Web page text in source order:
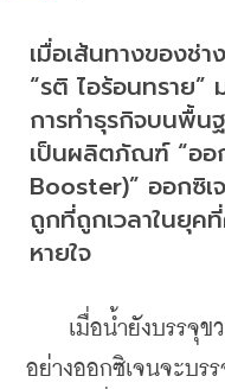
เมื่อเส้นทางของช่
“รติ ไอร้อนทราย”
การทำธุรกิจบนพื้น
เป็นผลิตภัณฑ์ “ออ
Booster)” ออกซิเ
ถูกที่ถูกเวลาในยุค
หายใจ
เมื่อน้ำยังบรรจุขว
อย่างออกซิเจนจะบร